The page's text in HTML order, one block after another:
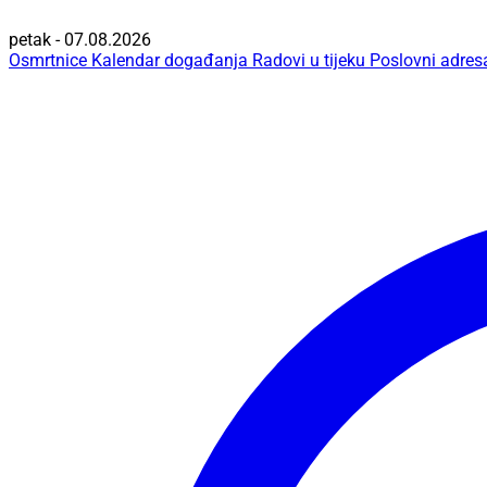
petak - 07.08.2026
Osmrtnice Kalendar događanja Radovi u tijeku Poslovni